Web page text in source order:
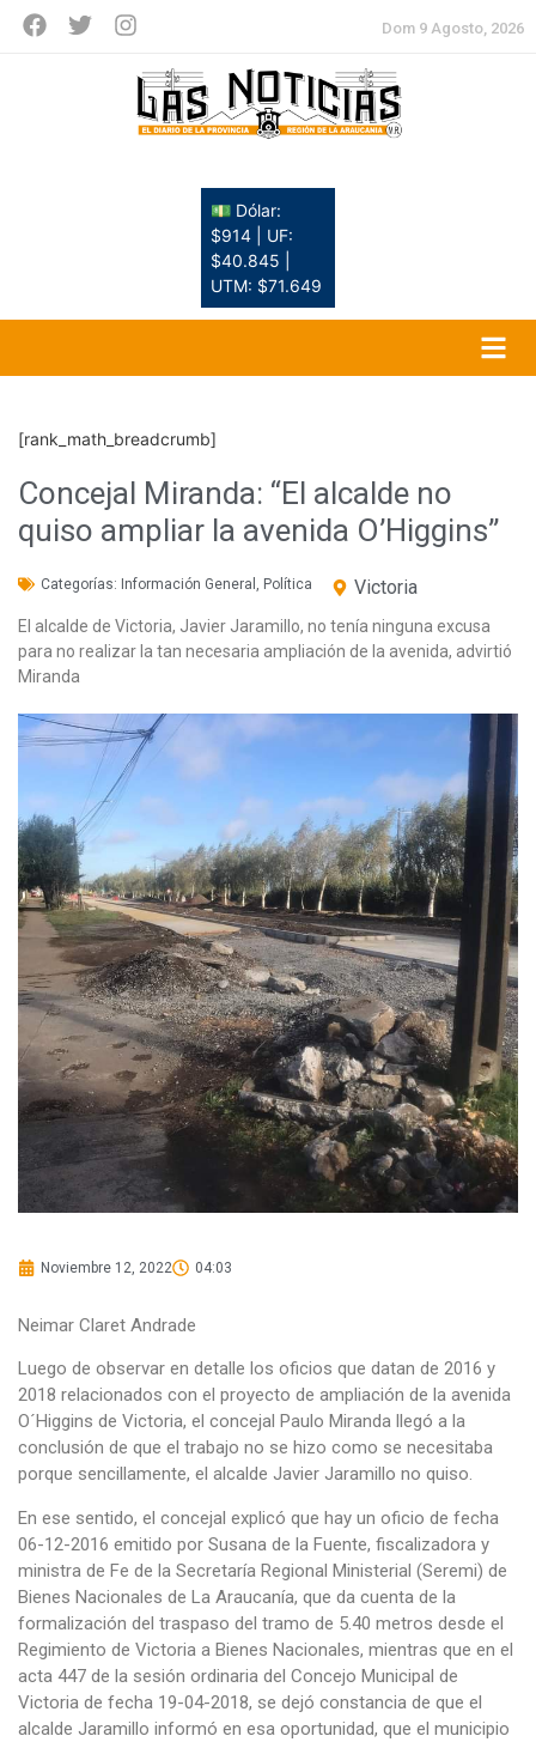
Dom 9 Agosto, 2026
💵 Dólar:
$914 | UF:
$40.845 |
UTM: $71.649
[rank_math_breadcrumb]
Concejal Miranda: “El alcalde no
quiso ampliar la avenida O’Higgins”
Categorías: Información General Política Victoria
El alcalde de Victoria, Javier Jaramillo, no tenía ninguna excusa
para no realizar la tan necesaria ampliación de la avenida, advirtió
Miranda
Noviembre 12, 2022 04:03
Neimar Claret Andrade
Luego de observar en detalle los oficios que datan de 2016 y
2018 relacionados con el proyecto de ampliación de la avenida
O´Higgins de Victoria, el concejal Paulo Miranda llegó a la
conclusión de que el trabajo no se hizo como se necesitaba
porque sencillamente, el alcalde Javier Jaramillo no quiso.
En ese sentido, el concejal explicó que hay un oficio de fecha
06-12-2016 emitido por Susana de la Fuente, fiscalizadora y
ministra de Fe de la Secretaría Regional Ministerial (Seremi) de
Bienes Nacionales de La Araucanía, que da cuenta de la
formalización del traspaso del tramo de 5.40 metros desde el
Regimiento de Victoria a Bienes Nacionales, mientras que en el
acta 447 de la sesión ordinaria del Concejo Municipal de
Victoria de fecha 19-04-2018, se dejó constancia de que el
alcalde Jaramillo informó en esa oportunidad, que el municipio